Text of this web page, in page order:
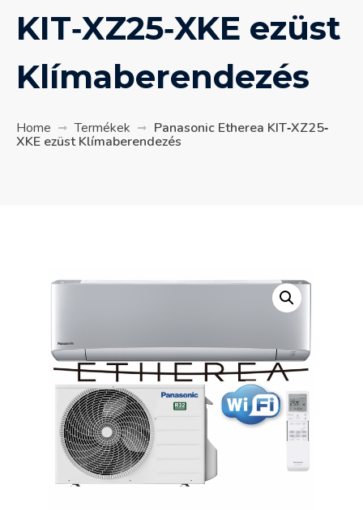
KIT‐XZ25‐XKE ezüst
Klímaberendezés
Home Termékek Panasonic Etherea KIT‐XZ25‐
XKE ezüst Klímaberendezés